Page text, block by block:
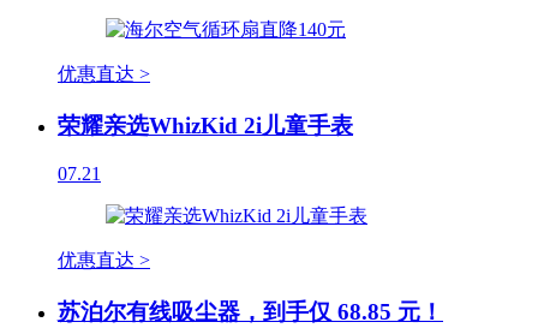
优惠直达 >
荣耀亲选WhizKid 2i儿童手表
07.21
优惠直达 >
苏泊尔有线吸尘器，到手仅 68.85 元！